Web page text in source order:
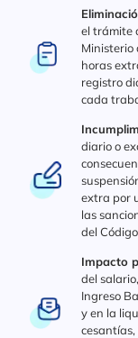
el trámite
Ministerio
horas
registro
cada
diario o
extra por
las
del
Impacto
del
Ingreso
y en la